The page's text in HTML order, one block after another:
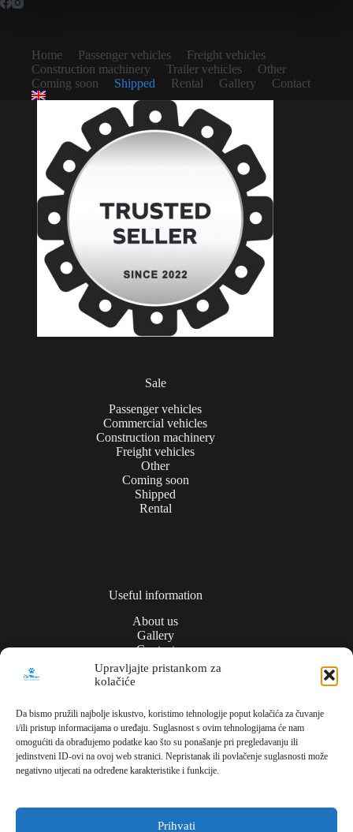
Upravljajte pristankom za
kolačiće
Da bismo pružili najbolje iskustvo, koristimo tehnologije poput kolačića za čuvanje
i/ili pristup informacijama o uređaju. Suglasnost s ovim tehnologijama će nam
omogućiti da obrađujemo podatke kao što su ponašanje pri pregledavanju ili
jedinstveni ID-ovi na ovoj web stranici. Nepristanak ili povlačenje suglasnosti može
negativno utjecati na određene karakteristike i funkcije.
Prihvati
Home Passenger vehicles
Freight vehicles
Construction machinery
Trailer vehicles
Other
Coming soon
Shipped Rental Gallery Contact
Sale
Passenger vehicles
Commercial vehicles
Construction machinery
Freight vehicles
Other
Coming soon
Shipped
Rental
Useful information
About us
Gallery
Contact
Privacy policy
Contact
Meli Commerce
Dužice ul., 1,